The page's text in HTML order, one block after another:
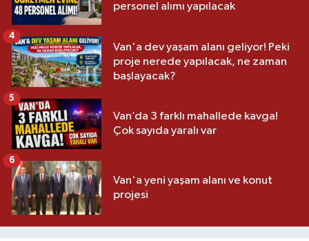
personel alımı yapılacak
Van'a dev yaşam alanı geliyor! Peki
proje nerede yapılacak, ne zaman
başlayacak?
4
Van’da 3 farklı mahallede kavga!
Çok sayıda yaralı var
5
Van'a yeni yaşam alanı ve konut
projesi
6